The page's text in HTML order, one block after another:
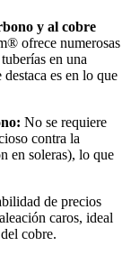
y al cobre
ofrece numerosas
en una
es en lo que
No se requiere
contra la
en soleras), lo que
de precios
caros, ideal
cobre.